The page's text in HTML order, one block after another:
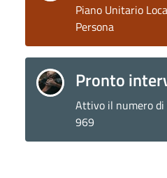
Piano Unitario
Persona
Pronto
Attivo il numero
969